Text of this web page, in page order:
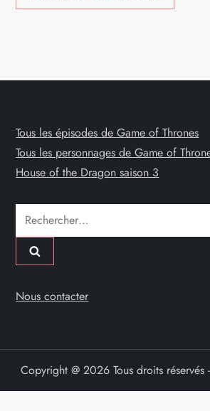
Tous les épisodes de Game of Thrones
Tous les personnages de Game of
House of the Dragon saison 3
Rechercher :
Nous contacter
Copyright @ 2026 Tous droits réservés